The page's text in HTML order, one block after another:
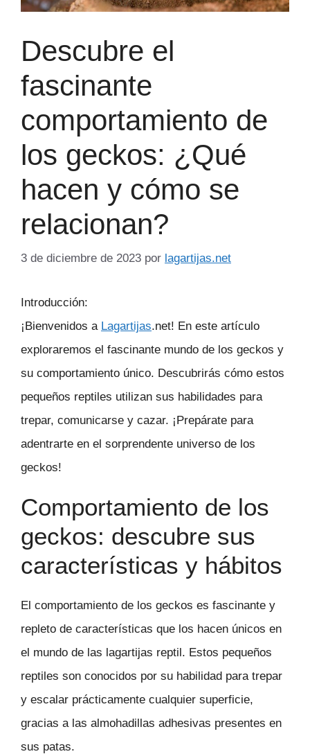
Descubre el
fascinante
comportamiento de
los geckos: ¿Qué
hacen y cómo se
relacionan?
3 de diciembre de 2023 por lagartijas.net
Introducción:
¡Bienvenidos a Lagartijas.net! En este artículo
exploraremos el fascinante mundo de los geckos y
su comportamiento único. Descubrirás cómo estos
pequeños reptiles utilizan sus habilidades para
trepar, comunicarse y cazar. ¡Prepárate para
adentrarte en el sorprendente universo de los
geckos!
Comportamiento de los
geckos: descubre sus
características y hábitos
El comportamiento de los geckos es fascinante y
repleto de características que los hacen únicos en
el mundo de las lagartijas reptil. Estos pequeños
reptiles son conocidos por su habilidad para trepar
y escalar prácticamente cualquier superficie,
gracias a las almohadillas adhesivas presentes en
sus patas.